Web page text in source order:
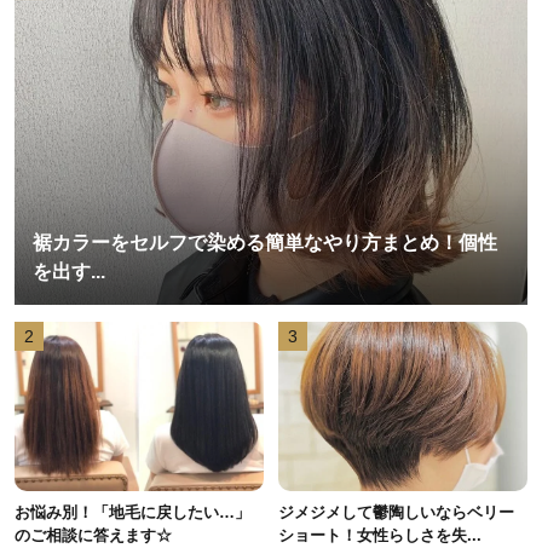
裾カラーをセルフで染める簡単なやり方まとめ！個性
を出す...
2
お悩み別！「地毛に戻したい…」
のご相談に答えます☆
3
ジメジメして鬱陶しいならベリー
ショート！女性らしさを失...